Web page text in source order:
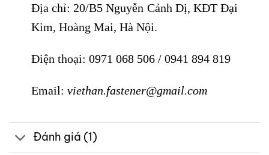
Địa chỉ: 20/B5 Nguyễn Cảnh Dị, KĐT Đại
Kim, Hoàng Mai, Hà Nội.
Điện thoại: 0971 068 506/ 0941 894 819
Email: viethan.fastener@gmail.com
Đánh giá (1)